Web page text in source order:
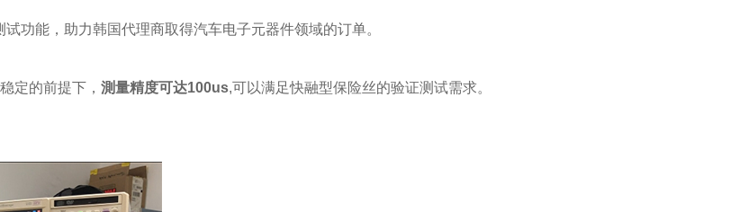
功能，助力韩国代理商取得汽车电子元器件领域的订单。
定的前提下， 測量精度可达100us,可以满足快融型保险丝的验证测试需求。